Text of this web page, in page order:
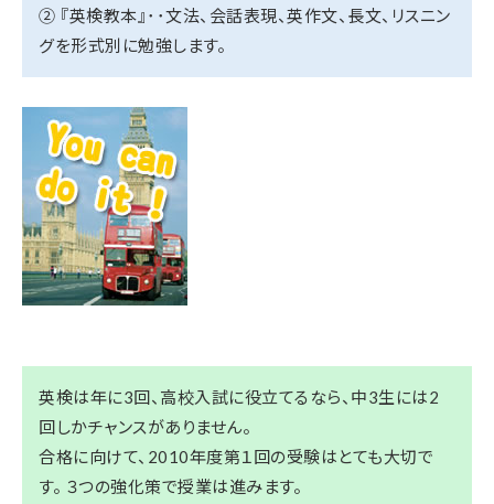
② 『英検教本』･･文法、会話表現、英作文、長文、リスニン
グを形式別に勉強します。
英検は年に3回、高校入試に役立てるなら、中3生には2
回しかチャンスがありません。
合格に向けて、2010年度第１回の受験はとても大切で
す。 ３つの強化策で授業は進みます。